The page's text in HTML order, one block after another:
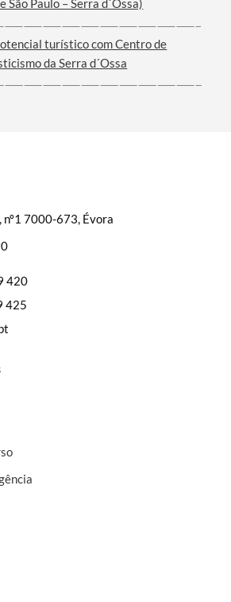
São Paulo – Serra d´Ossa)
turístico com Centro de
da Serra d´Ossa
nº1 7000-673, Évora
420
425